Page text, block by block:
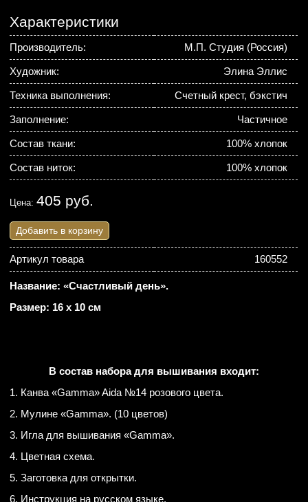
Характеристики
Производитель: М.П. Студия (Россия)
Художник: Элина Эллис
Техника выполнения: Счетный крест, бэкстич
Заполнение: Частичное
Состав ткани: 100% хлопок
Состав ниток: 100% хлопок
Цена:405 руб.
Добавить в корзину
Артикул товара 160552
Название: «Счастливый день».
Размер: 16 х 10 см
В состав набора для вышивания входит:
1. Канва «Gamma» Aida №14 розового цвета.
2. Мулине «Gamma». (10 цветов)
3. Игла для вышивания «Gamma».
4. Цветная схема.
5. Заготовка для открытки.
6. Инструкция на русском языке.